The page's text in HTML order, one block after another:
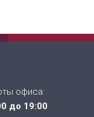
офиса:
до 19:00